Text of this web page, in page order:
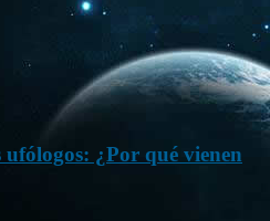
¿Por qué vienen